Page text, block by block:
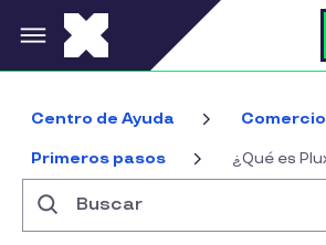
Pasar al contenido principal
Centro de Ayuda
Primeros pasos ¿Qué es